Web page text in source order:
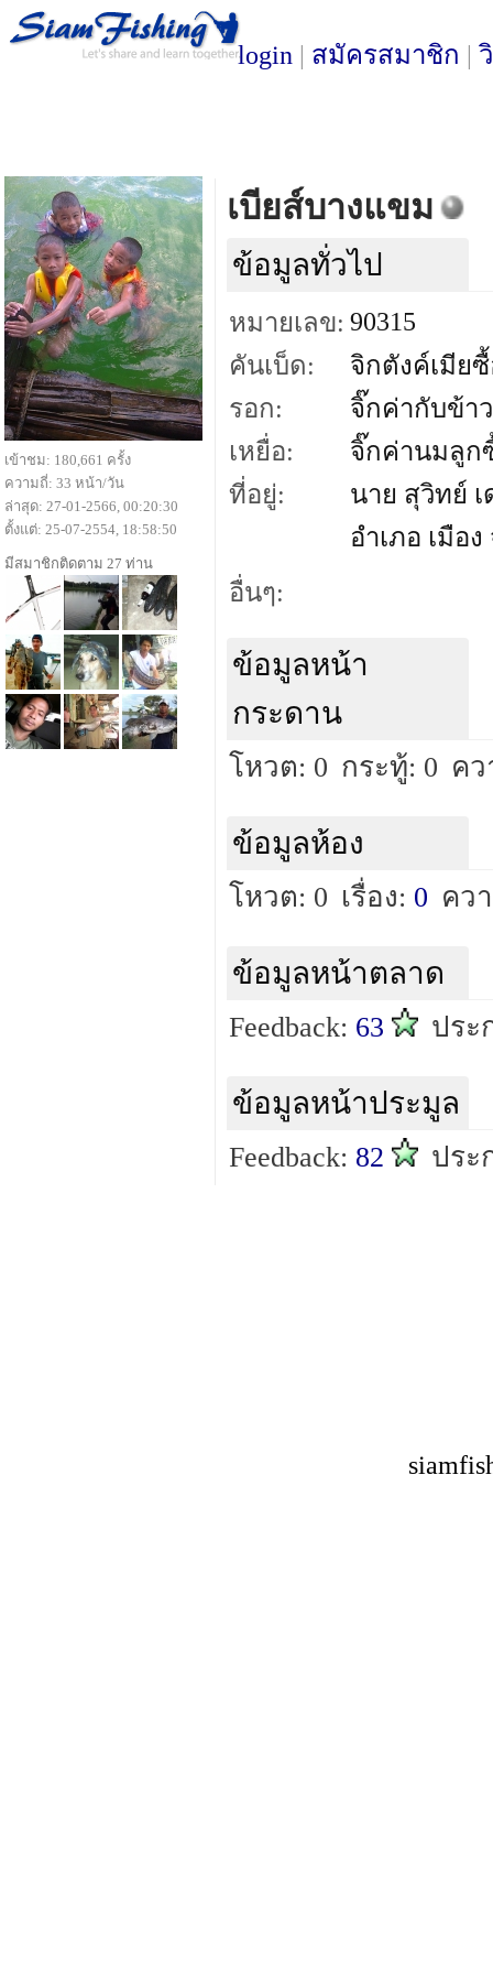
login | สมัครสมาชิก |
เบียส์บางแขม
ข้อมูลทั่วไป
หมายเลข: 90315
คันเบ็ด:
จิกตังค์เมีย
รอก:
จิ๊กค่ากับข้า
เหยื่อ:
จิ๊กค่านมลูก
ที่อยู่:
นาย สุวิทย์
อำเภอ เมือ
อื่นๆ:
ข้อมูลหน้า
กระดาน
โหวต: 0 กระทู้: 0 ค
ข้อมูลห้อง
โหวต: 0 เรื่อง: 0 คว
ข้อมูลหน้าตลาด
Feedback: 63 ประ
ข้อมูลหน้าประมูล
Feedback: 82 ประ
เข้าชม: 180,661 ครั้ง
ความถี่: 33 หน้า/วัน
ล่าสุด: 27-01-2566, 00:20:30
ตั้งแต่: 25-07-2554, 18:58:50
มีสมาชิกติดตาม 27 ท่าน